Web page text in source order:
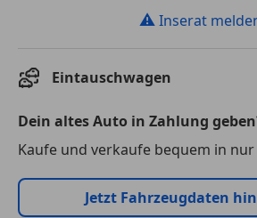
⚠ Inserat
Eintauschwagen
Dein altes Auto in Zahlung
Kaufe und verkaufe bequem in
Jetzt Fahrzeugdaten